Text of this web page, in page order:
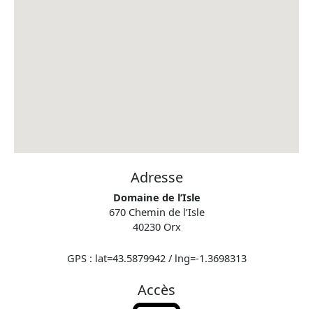
Adresse
Domaine de l’Isle
670 Chemin de l’Isle
40230 Orx
GPS : lat=43.5879942 / lng=-1.3698313
Accès